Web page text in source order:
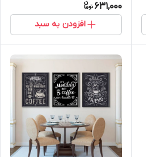
631,000
افزودن به سبد